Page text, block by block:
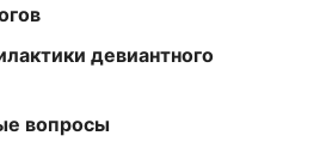
девиантного
вопросы